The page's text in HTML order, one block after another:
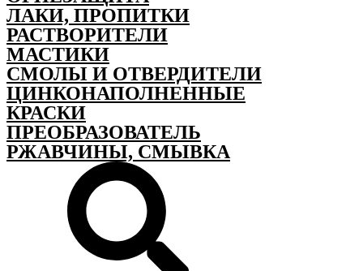
ЛАКИ, ПРОПИТКИ
РАСТВОРИТЕЛИ
МАСТИКИ
СМОЛЫ И ОТВЕРДИТЕЛИ
ЦИНКОНАПОЛНЕННЫЕ
КРАСКИ
ПРЕОБРАЗОВАТЕЛЬ
РЖАВЧИНЫ, СМЫВКА